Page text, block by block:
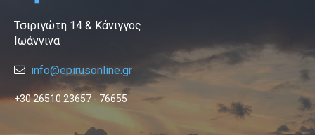
Τσιριγώτη 14 & Κάνιγγος
Ιωάννινα
info@epirusonline.gr
+30 26510 23657 - 76655